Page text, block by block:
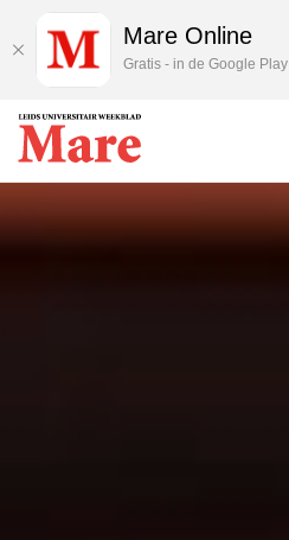
Mare Online
Gratis - in de Google Play